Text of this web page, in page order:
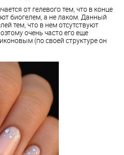
от гелевого тем, что в конце
биогелем, а не лаком. Данный
тем, что в нем отсутствуют
очень часто его еще
(по своей структуре он